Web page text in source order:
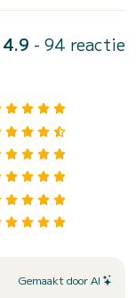
4.9 - 94 reactie
Gemaakt door AI